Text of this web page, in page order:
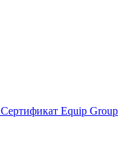
Сертификат Equip Group